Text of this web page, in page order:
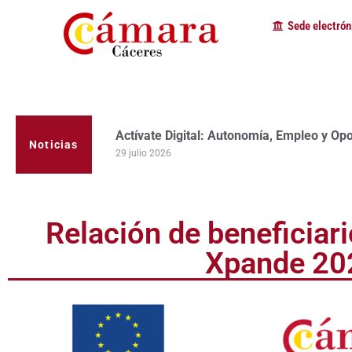
Sede
Noticias
Actívate Digital: Autonomía, Empleo y
29 julio 2026
La Cámara de Comercio de Cáceres
programa Apoyo al Tutor en la provincia
Relación de
Xpande